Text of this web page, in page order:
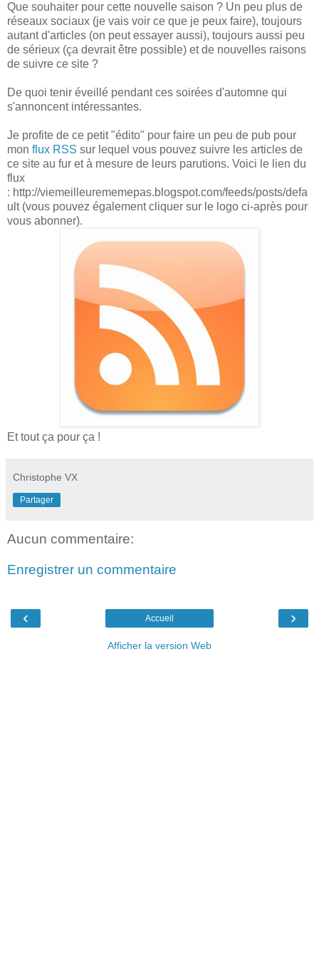
Que souhaiter pour cette nouvelle saison ? Un peu plus de
réseaux sociaux (je vais voir ce que je peux faire), toujours
autant d'articles (on peut essayer aussi), toujours aussi peu
de sérieux (ça devrait être possible) et de nouvelles raisons
de suivre ce site ?
De quoi tenir éveillé pendant ces soirées d'automne qui
s'annoncent intéressantes.
Je profite de ce petit "édito" pour faire un peu de pub pour
mon flux RSS sur lequel vous pouvez suivre les articles de
ce site au fur et à mesure de leurs parutions. Voici le lien du
flux
: http://viemeilleurememepas.blogspot.com/feeds/posts/defa
ult (vous pouvez également cliquer sur le logo ci-après pour
vous abonner).
Et tout ça pour ça !
Christophe VX
Partager
Aucun commentaire:
Enregistrer un commentaire
‹ ›
Accueil
Afficher la version Web